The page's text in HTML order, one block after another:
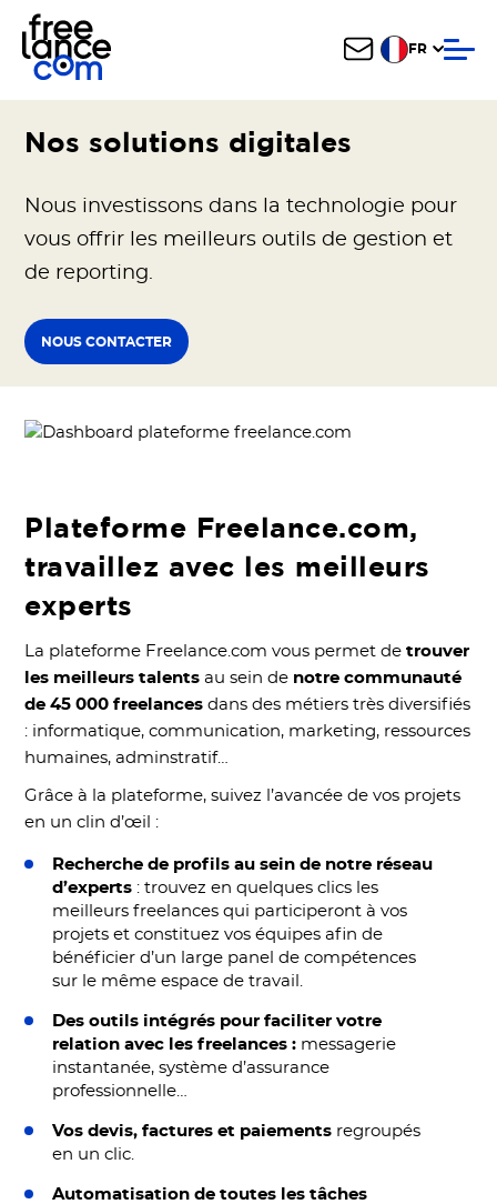
FR
Nos solutions digitales
Nous investissons dans la technologie pour
vous offrir les meilleurs outils de gestion et
de reporting.
NOUS CONTACTER
Plateforme Freelance.com,
travaillez avec les meilleurs
experts
La plateforme Freelance.com vous permet de trouver
les meilleurs talents au sein de notre communauté
de 45 000 freelances dans des métiers très diversifiés
: informatique, communication, marketing, ressources
humaines, adminstratif…
Grâce à la plateforme, suivez l’avancée de vos projets
en un clin d’œil :
Recherche de profils au sein de notre réseau
d’experts : trouvez en quelques clics les
meilleurs freelances qui participeront à vos
projets et constituez vos équipes afin de
bénéficier d’un large panel de compétences
sur le même espace de travail.
Des outils intégrés pour faciliter votre
relation avec les freelances : messagerie
instantanée, système d’assurance
professionnelle…
Vos devis, factures et paiements regroupés
en un clic.
Automatisation de toutes les tâches